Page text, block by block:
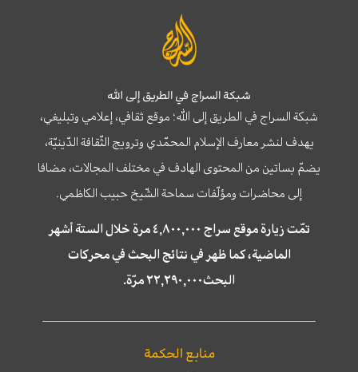
شبكة السراج في الطريق إلى الله
شبكة السراج في الطريق إلى الله؛ موقع ثقافي، إعلامي وتبليغي،
يهدف لنشر معارف الإسلام المحمّدي وترويج الثّقافة الدّينيّة،
يضمّ بساتين من المحتوى الهادف في مختلف المجالات، مضافا
إلى محاضرات ومؤلّفات سماحة الشّيخ حبيب الكاظمي.
تمّت زيارة موقع سراج ٤,٨٠٠,٠٠٠ مرة خلال الستة أشهر
الماضية، كما ظهر في نتائج البحث في محركات
البحث٢٢,٢٩٠,٠٠٠ مرّة.
منابع الحكمة